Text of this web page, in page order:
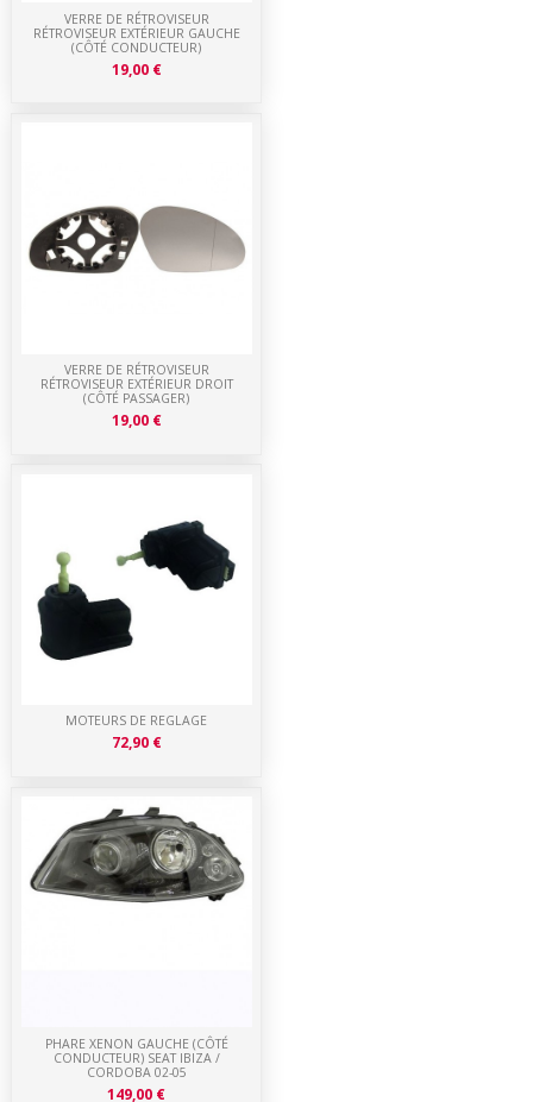
PHARE XENON GAUCHE (CÔTÉ
CONDUCTEUR) SEAT IBIZA /
CORDOBA 02-05
149,00 €
MOTEURS DE REGLAGE
72,90 €
VERRE DE RÉTROVISEUR
RÉTROVISEUR EXTÉRIEUR DROIT
(CÔTÉ PASSAGER)
19,00 €
VERRE DE RÉTROVISEUR
RÉTROVISEUR EXTÉRIEUR GAUCHE
(CÔTÉ CONDUCTEUR)
19,00 €